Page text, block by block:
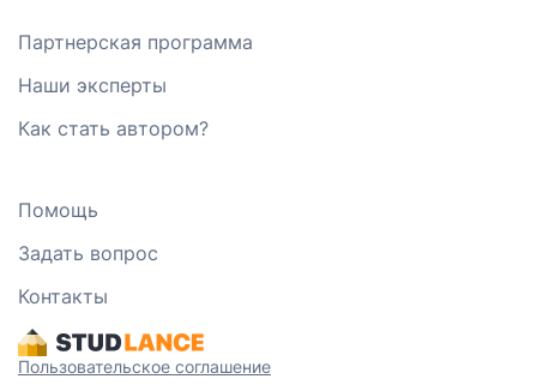
Партнерская программа
Наши эксперты
Как стать автором?
Помощь
Задать вопрос
Контакты
Пользовательское соглашение